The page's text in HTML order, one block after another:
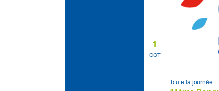
OCT
1
Toute la journée